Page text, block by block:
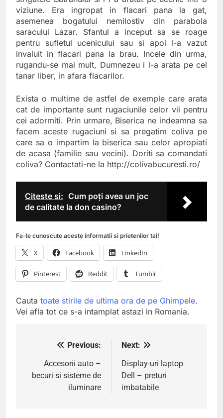
viziune. Era ingropat in flacari pana la gat,
asemenea bogatului nemilostiv din parabola
saracului Lazar. Sfantul a inceput sa se roage
pentru sufletul ucenicului sau si apoi l-a vazut
invaluit in flacari pana la brau. Incele din urma,
rugandu-se mai mult, Dumnezeu i l-a arata pe cel
tanar liber, in afara flacarilor.
Exista o multime de astfel de exemple care arata
cat de importante sunt rugaciunile celor vii pentru
cei adormiti. Prin urmare, Biserica ne indeamna sa
facem aceste rugaciuni si sa pregatim coliva pe
care sa o impartim la biserica sau celor apropiati
de acasa (familie sau vecini). Doriti sa comandati
coliva? Contactati-ne la http://colivabucuresti.ro/
Citeste si: Cum poți avea un joc
de calitate la don casino?
Fa-le cunoscute aceste informatii si prietenilor tai!
X Facebook LinkedIn
Pinterest Reddit Tumblr
Cauta toate stirile de ultima ora de pe Ghimpele.
Vei afla tot ce s-a intamplat astazi in Romania.
NavigarePrevious:
Accesorii auto –
becuri si sisteme de
iluminare
Next:
Display-uri laptop
Dell – preturi
imbatabile